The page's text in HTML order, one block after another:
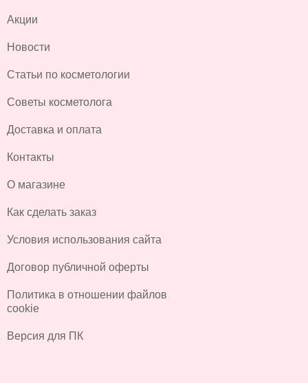
Акции
Новости
Статьи по косметологии
Советы косметолога
Доставка и оплата
Контакты
О магазине
Как сделать заказ
Условия использования сайта
Договор публичной оферты
Политика в отношении файлов
cookie
Версия для ПК